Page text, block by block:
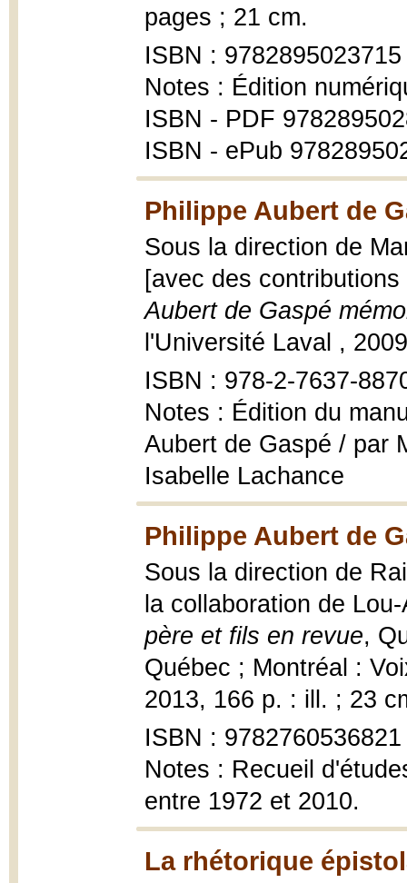
pages ; 21 cm.
ISBN : 9782895023715
Notes : Édition
ISBN - PDF
ISBN - ePub
Philippe Aubert de
Sous la direction de
[avec des
Aubert de Gaspé
l'Université Laval ,
ISBN : 978-2-7637-
Notes : Édition du
Aubert de Gaspé / par
Isabelle Lachance
Philippe Aubert de
Sous la direction de
la collaboration de
père et fils en revue,
Québec ; Montréal :
2013, 166 p. : ill. ; 23
ISBN : 9782760536821
Notes : Recueil
entre 1972 et 2010.
La rhétorique